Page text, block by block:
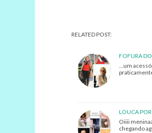
RELATED POST:
FOFURA DO
...um
LOUCA
Oiiii
chegando